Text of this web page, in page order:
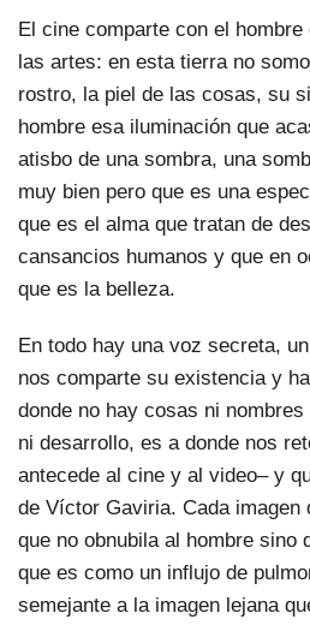
El cine comparte con el
las artes: en esta tierra no
rostro, la piel de las cosas, su
hombre esa iluminación que
atisbo de una sombra, una
muy bien pero que es una
que es el alma que tratan de
cansancios humanos y que en
que es la belleza.
En todo hay una voz secreta,
nos comparte su existencia y
donde no hay cosas ni
ni desarrollo, es a donde nos
antecede al cine y al video– y
de Víctor Gaviria. Cada imagen
que no obnubila al hombre sino
que es como un influjo de
semejante a la imagen lejana